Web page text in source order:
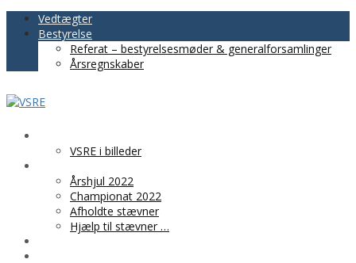
Vedtægter
Bestyrelse
Referat – bestyrelsesmøder & generalforsamlinger
Årsregnskaber
VSRE i billeder
Årshjul 2022
Championat 2022
Afholdte stævner
Hjælp til stævner …